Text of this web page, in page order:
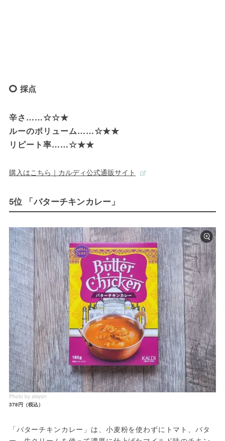
採点
辛さ……☆☆★
ルーのボリューム……☆★★
リピート率……☆★★
購入はこちら｜カルディ公式通販サイト
5位 「バターチキンカレー」
Photo by akiyon
378円（税込）
「バターチキンカレー」は、小麦粉を使わずにトマト、バタ